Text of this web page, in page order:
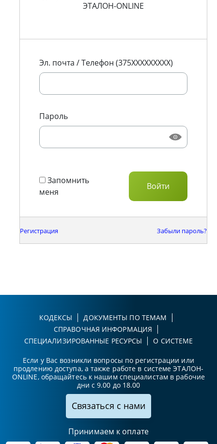
ЭТАЛОН-ONLINE
Эл. почта / Телефон (375XXXXXXXXX)
Пароль
Запомнить
меня
Регистрация Забыли пароль?
КОДЕКСЫ
ДОКУМЕНТЫ ПО ТЕМАМ
СПРАВОЧНАЯ ИНФОРМАЦИЯ
СПЕЦИАЛИЗИРОВАННЫЕ РЕСУРСЫ
О СИСТЕМЕ
Если у Вас возникли вопросы по регистрации или
продлению доступа, а также работе в системе ЭТАЛОН-
ONLINE, обращайтесь к нашим специалистам в рабочие
дни с 9.00 до 18.00
Связаться с нами
Принимаем к оплате